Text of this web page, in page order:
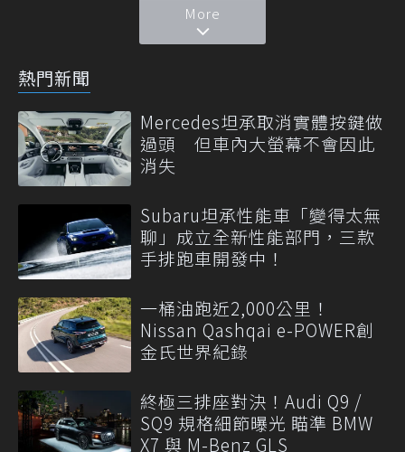
More
熱門新聞
Mercedes坦承取消實體按鍵做
過頭 但車內大螢幕不會因此
消失
Subaru坦承性能車「變得太無
聊」成立全新性能部門，三款
手排跑車開發中！
一桶油跑近2,000公里！
Nissan Qashqai e-POWER創
金氏世界紀錄
終極三排座對決！Audi Q9 /
SQ9 規格細節曝光 瞄準 BMW
X7 與 M-Benz GLS